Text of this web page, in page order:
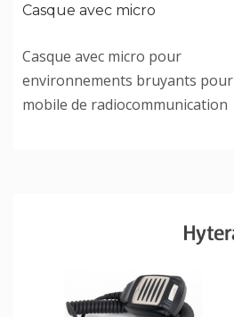
Casque avec micro
Casque avec micro pour
environnements bruyants pour
mobile de radiocommunication